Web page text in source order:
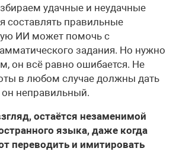
удачные и неудачные
составлять правильные
ИИ может помочь с
задания. Но нужно
он всё равно ошибается. Не
в любом случае должны дать
он неправильный.
остаётся незаменимой
языка, даже когда
переводить и имитировать